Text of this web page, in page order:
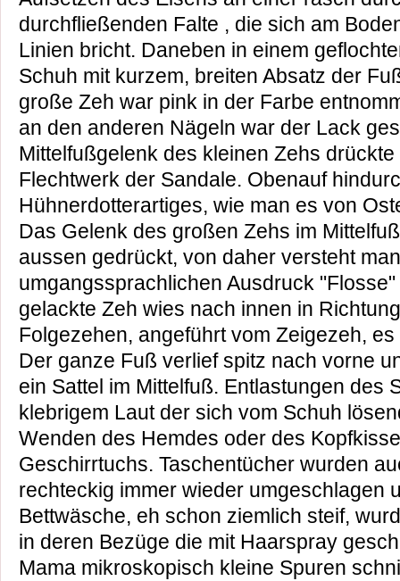
durchfließenden Falte , die sich am
Linien bricht. Daneben in einem
Schuh mit kurzem, breiten Absatz der
große Zeh war pink in der Farbe
an den anderen Nägeln war der Lack
Mittelfußgelenk des kleinen Zehs
Flechtwerk der Sandale. Obenauf
Hühnerdotterartiges, wie man es von
Das Gelenk des großen Zehs im
aussen gedrückt, von daher versteht
umgangssprachlichen Ausdruck
gelackte Zeh wies nach innen in
Folgezehen, angeführt vom Zeigezeh,
Der ganze Fuß verlief spitz nach vorne
ein Sattel im Mittelfuß. Entlastungen des
klebrigem Laut der sich vom Schuh
Wenden des Hemdes oder des
Geschirrtuchs. Taschentücher wurden
rechteckig immer wieder umgeschlagen
Bettwäsche, eh schon ziemlich steif,
in deren Bezüge die mit Haarspray
Mama mikroskopisch kleine Spuren